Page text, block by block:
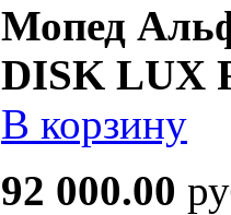
Мопед
DISK LUX
В корзину
92 000.00